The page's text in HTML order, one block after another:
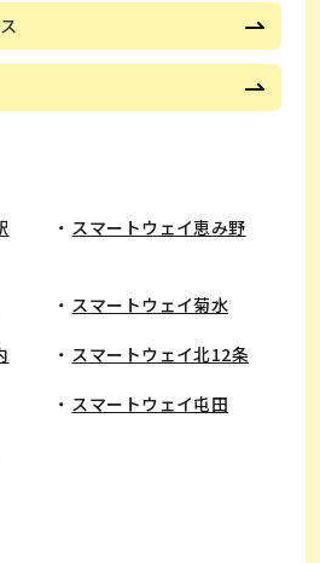
スマートウェイ恵み野
スマートウェイ菊水
スマートウェイ北12条
スマートウェイ屯田